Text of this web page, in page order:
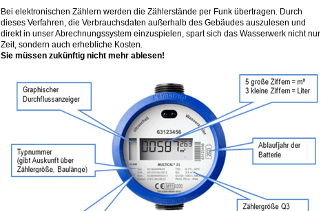
Bei elektronischen Zählern werden die Zählerstände per Funk übertragen. Durch
dieses Verfahren, die Verbrauchsdaten außerhalb des Gebäudes auszulesen und
direkt in unser Abrechnungssystem einzuspielen, spart sich das Wasserwerk nicht nur
Zeit, sondern auch erhebliche Kosten.
Sie müssen zukünftig nicht mehr ablesen!